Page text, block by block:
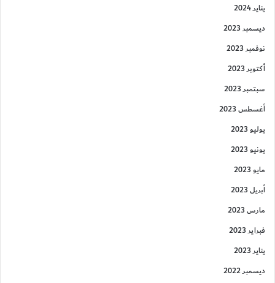
يناير 2024
ديسمبر 2023
نوفمبر 2023
أكتوبر 2023
سبتمبر 2023
أغسطس 2023
يوليو 2023
يونيو 2023
مايو 2023
أبريل 2023
مارس 2023
فبراير 2023
يناير 2023
ديسمبر 2022